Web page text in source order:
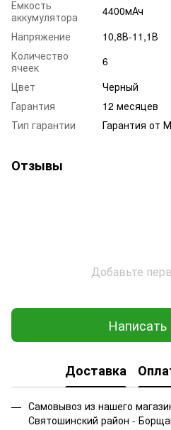
Емкость
аккумулятора
4400мАч
Напряжение
10,8В-11,1В
Количество
ячеек
6
Цвет
Черный
Гарантия
12 месяцев
Тип гарантии
Гарантия от
Отзывы
Добавьте
Доставка
Самовывоз из нашего
Святошинский район -